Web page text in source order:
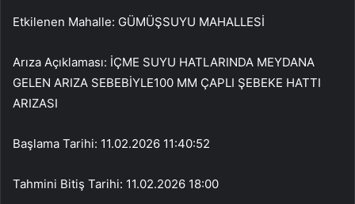
Etkilenen Mahalle: GÜMÜŞSUYU MAHALLESİ
Arıza Açıklaması: İÇME SUYU HATLARINDA MEYDANA
GELEN ARIZA SEBEBİYLE100 MM ÇAPLI ŞEBEKE HATTI
ARIZASI
Başlama Tarihi: 11.02.2026 11:40:52
Tahmini Bitiş Tarihi: 11.02.2026 18:00